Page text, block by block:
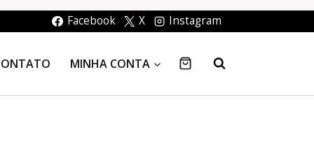
Facebook X Instagram
MINHA CONTA